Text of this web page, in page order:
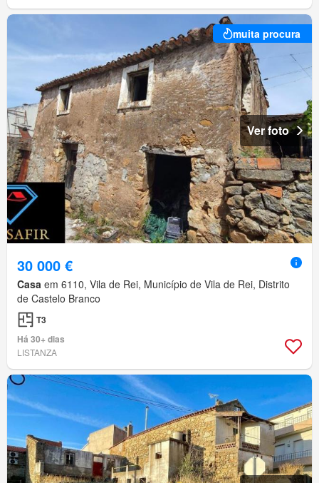
muita procura
Ver foto
30 000 €
Casa em 6110, Vila de Rei, Município de Vila de Rei, Distrito
de Castelo Branco
T3
Há 30+ dias
LISTANZA